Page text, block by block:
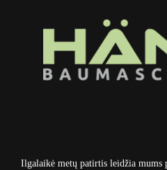
Ilgalaikė metų patirtis leidžia mums